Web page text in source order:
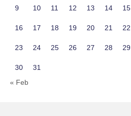
9 10 11 12 13 14 15
16 17 18 19 20 21 22
23 24 25 26 27 28 29
30
31
« Feb